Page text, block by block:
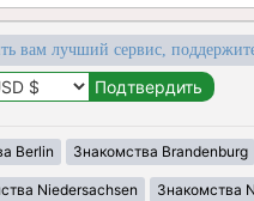
вам лучший сервис,
Berlin Знакомства Brandenburg
Niedersachsen Знакомства